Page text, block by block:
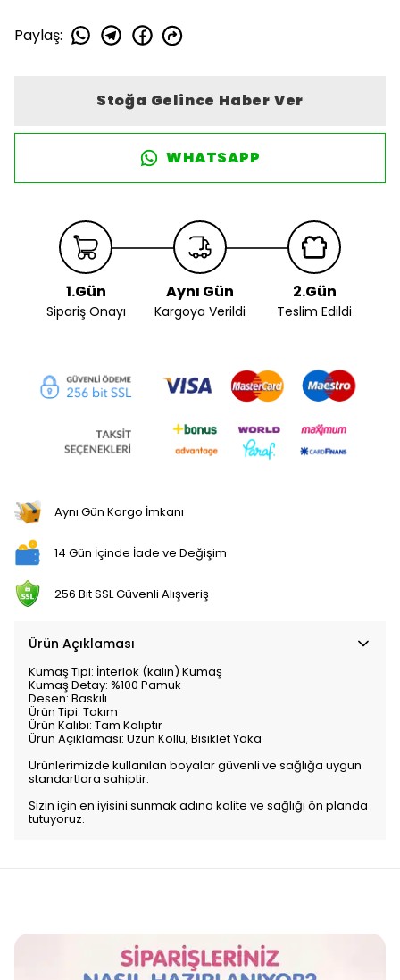
Paylaş:
Stoğa Gelince Haber Ver
WHATSAPP
1.Gün
Sipariş Onayı
Aynı Gün
Kargoya Verildi
2.Gün
Teslim Edildi
Aynı Gün Kargo İmkanı
14 Gün İçinde İade ve Değişim
256 Bit SSL Güvenli Alışveriş
Ürün Açıklaması
Kumaş Tipi: İnterlok (kalın) Kumaş
Kumaş Detay: %100 Pamuk
Desen: Baskılı
Ürün Tipi: Takım
Ürün Kalıbı: Tam Kalıptır
Ürün Açıklaması: Uzun Kollu, Bisiklet Yaka
Ürünlerimizde kullanılan boyalar güvenli ve sağlığa uygun
standartlara sahiptir.
Sizin için en iyisini sunmak adına kalite ve sağlığı ön planda
tutuyoruz.